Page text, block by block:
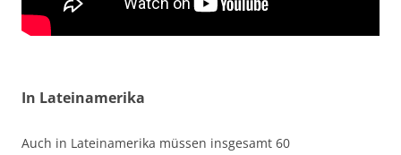
In Lateinamerika
Auch in Lateinamerika müssen insgesamt 60